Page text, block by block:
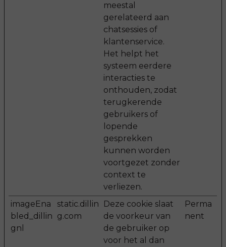
meestal
gerelateerd aan
chatsessies of
klantenservice.
Het helpt het
systeem eerdere
interacties te
onthouden, zodat
terugkerende
gebruikers of
lopende
gesprekken
kunnen worden
voortgezet zonder
context te
verliezen.
imageEna
bled_dillin
gnl
static.dillin
g.com
Deze cookie slaat
de voorkeur van
de gebruiker op
voor het al dan
Perma
nent